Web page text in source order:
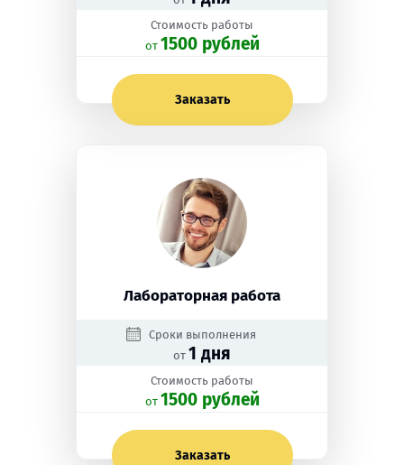
Стоимость работы
oт 1500 рублей
Заказать
Лабораторная работа
Сроки выполнения
от 1 дня
Стоимость работы
oт 1500 рублей
Заказать